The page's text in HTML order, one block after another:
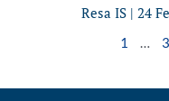
Resa IS 24
1 … 3